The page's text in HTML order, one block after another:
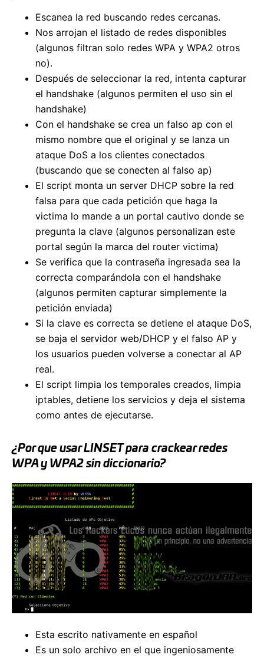
Escanea la red buscando redes cercanas.
Nos arrojan el listado de redes disponibles
(algunos filtran solo redes WPA y WPA2 otros
no).
Después de seleccionar la red, intenta capturar
el handshake (algunos permiten el uso sin el
handshake)
Con el handshake se crea un falso ap con el
mismo nombre que el original y se lanza un
ataque DoS a los clientes conectados
(buscando que se conecten al falso ap)
El script monta un server DHCP sobre la red
falsa para que cada petición que haga la
victima lo mande a un portal cautivo donde se
pregunta la clave (algunos personalizan este
portal según la marca del router victima)
Se verifica que la contraseña ingresada sea la
correcta comparándola con el handshake
(algunos permiten capturar simplemente la
petición enviada)
Si la clave es correcta se detiene el ataque DoS,
se baja el servidor web/DHCP y el falso AP y
los usuarios pueden volverse a conectar al AP
real.
El script limpia los temporales creados, limpia
iptables, detiene los servicios y deja el sistema
como antes de ejecutarse.
¿Por que usar LINSET para crackear redes
WPA y WPA2 sin diccionario?
Esta escrito nativamente en español
Es un solo archivo en el que ingeniosamente